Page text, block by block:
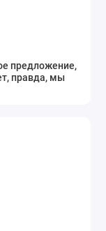
предложение,
правда, мы